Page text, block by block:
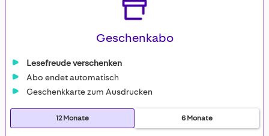
Geschenkabo
Lesefreude verschenken
Abo endet automatisch
Geschenkkarte zum Ausdrucken
12 Monate 6 Monate